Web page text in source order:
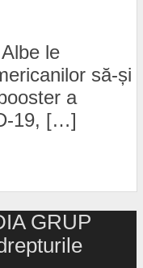
le
să-și
a
19, […]
GRUP